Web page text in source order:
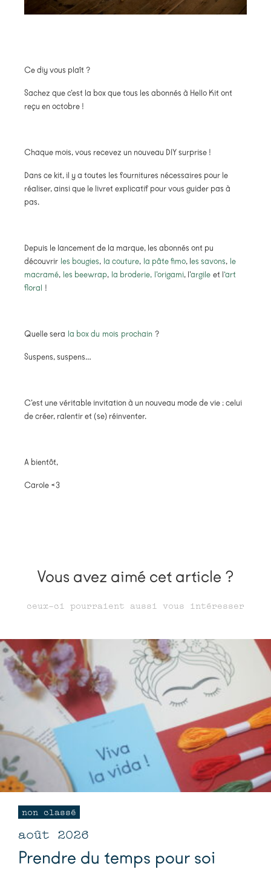
Ce diy vous plaît ?
Sachez que c’est la box que tous les abonnés à Hello Kit ont
reçu en octobre !
Chaque mois, vous recevez un nouveau DIY surprise !
Dans ce kit, il y a toutes les fournitures nécessaires pour le
réaliser, ainsi que le livret explicatif pour vous guider pas à
pas.
Depuis le lancement de la marque, les abonnés ont pu
découvrir les bougies, la couture, la pâte fimo, les savons, le
macramé, les beewrap, la broderie, l’origami, l’argile et l‘art
floral !
Quelle sera la box du mois prochain ?
Suspens, suspens…
C’est une véritable invitation à un nouveau mode de vie : celui
de créer, ralentir et (se) réinventer.
A bientôt,
Carole <3
Vous avez aimé cet article ?
ceux-ci pourraient aussi vous intéresser
non classé
août 2026
Prendre du temps pour soi